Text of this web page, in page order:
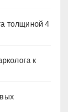
толщиной 4
к